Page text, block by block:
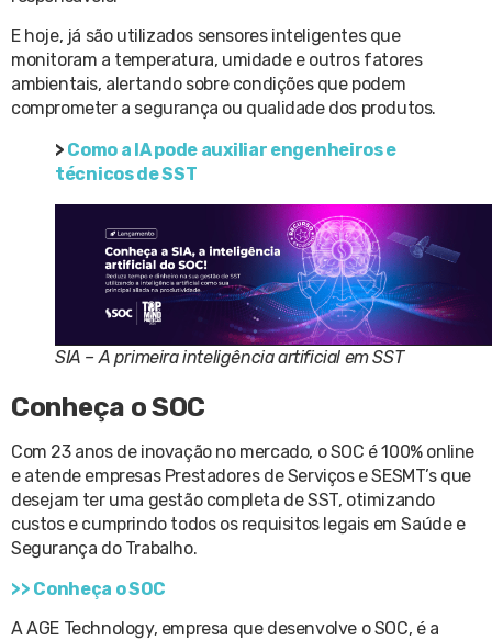
E hoje, já são utilizados sensores inteligentes que
monitoram a temperatura, umidade e outros fatores
ambientais, alertando sobre condições que podem
comprometer a segurança ou qualidade dos produtos.
> Como a IA pode auxiliar engenheiros e
técnicos de SST
SIA – A primeira inteligência artificial em SST
Conheça o SOC
Com 23 anos de inovação no mercado, o SOC é 100% online
e atende empresas Prestadores de Serviços e SESMT’s que
desejam ter uma gestão completa de SST, otimizando
custos e cumprindo todos os requisitos legais em Saúde e
Segurança do Trabalho.
>> Conheça o SOC
A AGE Technology, empresa que desenvolve o SOC, é a